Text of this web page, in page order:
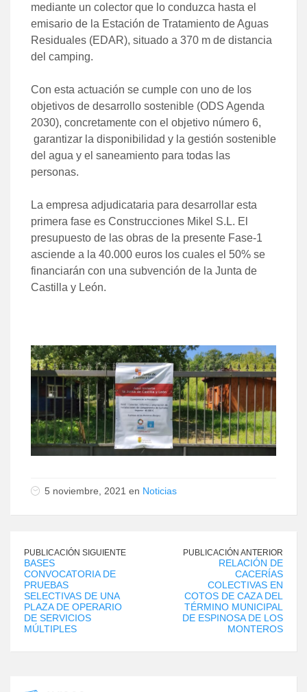
mediante un colector que lo conduzca hasta el
emisario de la Estación de Tratamiento de Aguas
Residuales (EDAR), situado a 370 m de distancia
del camping.
Con esta actuación se cumple con uno de los
objetivos de desarrollo sostenible (ODS Agenda
2030), concretamente con el objetivo número 6,
garantizar la disponibilidad y la gestión sostenible
del agua y el saneamiento para todas las
personas.
La empresa adjudicataria para desarrollar esta
primera fase es Construcciones Mikel S.L. El
presupuesto de las obras de la presente Fase-1
asciende a la 40.000 euros los cuales el 50% se
financiarán con una subvención de la Junta de
Castilla y León.
5 noviembre, 2021 en Noticias
PUBLICACIÓN SIGUIENTE
BASES
CONVOCATORIA DE
PRUEBAS
SELECTIVAS DE UNA
PLAZA DE OPERARIO
DE SERVICIOS
MÚLTIPLES
PUBLICACIÓN ANTERIOR
RELACIÓN DE
CACERÍAS
COLECTIVAS EN
COTOS DE CAZA DEL
TÉRMINO MUNICIPAL
DE ESPINOSA DE LOS
MONTEROS